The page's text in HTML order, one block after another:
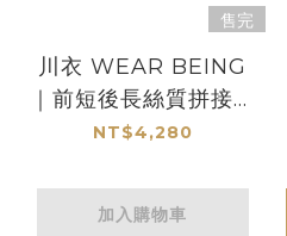
售完
川衣 WEAR BEING
｜前短後長絲質拼接外
罩背心
NT$4,280
加入購物車